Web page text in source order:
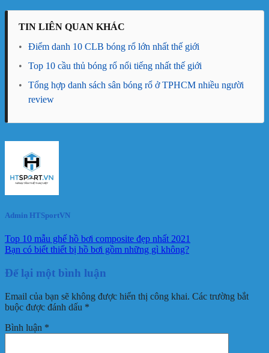
TIN LIÊN QUAN KHÁC
•
Điểm danh 10 CLB bóng rổ lớn nhất thế giới
•
Top 10 cầu thủ bóng rổ nổi tiếng nhất thế giới
•
Tổng hợp danh sách sân bóng rổ ở TPHCM nhiều người
review
Admin HTSportVN
Top 10 mẫu ghế hồ bơi composite đẹp nhất 2021
Bạn có biết thiết bị hồ bơi gồm những gì không?
Để lại một bình luận
Email của bạn sẽ không được hiển thị công khai. Các trường bắt
buộc được đánh dấu *
Bình luận *